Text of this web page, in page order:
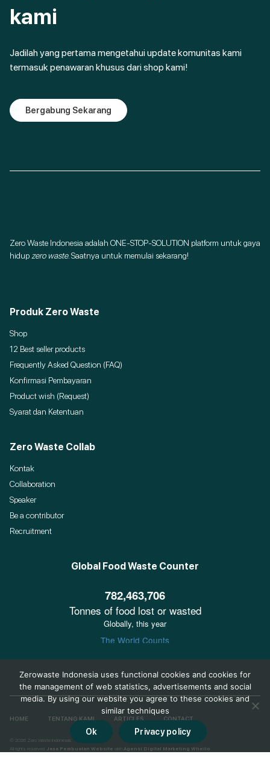
kami
Jadilah yang pertama mengetahui update komunitas kami
termasuk penawaran khusus dari shop kami!
Bergabung Sekarang
Zero Waste Indonesia adalah ONE-STOP-SOLUTION platform untuk gaya
hidup zero waste. Saatnya untuk memulai sekarang!
Produk Zero Waste
Shop
12 Best seller products
Frequently Asked Question (FAQ)
Konfirmasi Pembayaran
Product wish (Request)
Syarat dan Ketentuan
Zero Waste Collab
Kontak
Collaboration
Speaker
Be a contributor
Recruitment
Global Food Waste Counter
HOME TENTANG KAMI ARTICLES CONTACT
© 2026 Zero Waste Indonesia.
All rights reserved. Jasa Pembuatan Website oleh Agensi Digital Marketing Whello
Zerowaste Indonesia uses functional cookies and cookies for
the management of web statistics, advertisements and social
media. By using our website you agree to these cookies and
similar techniques
Ok Privacy policy